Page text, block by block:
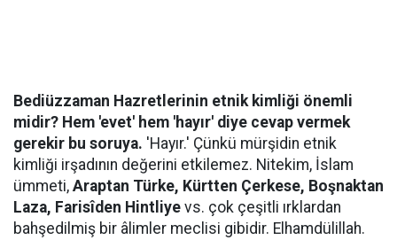
Bediüzzaman Hazretlerinin etnik kimliği önemli
midir? Hem 'evet' hem 'hayır' diye cevap vermek
gerekir bu soruya. 'Hayır.' Çünkü mürşidin etnik
kimliği irşadının değerini etkilemez. Nitekim, İslam
ümmeti, Araptan Türke, Kürtten Çerkese, Boşnaktan
Laza, Farisîden Hintliye vs. çok çeşitli ırklardan
bahşedilmiş bir âlimler meclisi gibidir. Elhamdülillah.